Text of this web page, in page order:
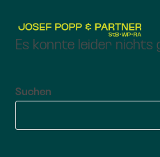
Es konnte leider nichts
Suchen